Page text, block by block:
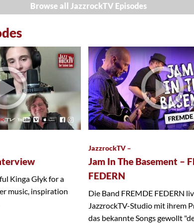
Browse all JazzrockTV Episodes
Kinga Głyk for a
music, inspiration
JazzrockTV –
Jam In The Basement –
FEDERN
Die Band FREMDE FEDERN
JazzrockTV-Studio mit ihrem
das bekannte Songs gewollt